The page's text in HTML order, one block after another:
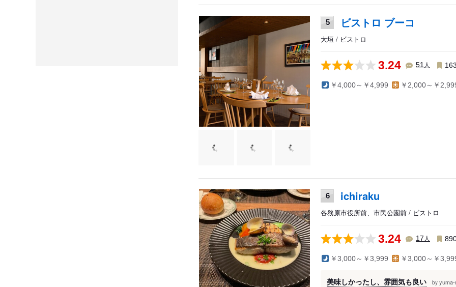
5 ビストロ ブーコ
大垣 / ビストロ
3.24 51人
￥4,000～￥4,999 ￥2,000～￥
6 ichiraku
各務原市役所前、市民公園前 / ビストロ
3.24 17 人
￥3,000～￥3,999 ￥3,000～￥
美味しかったし、雰囲気も良い by yuma-